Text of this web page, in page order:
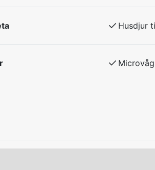
i gott skick vid avresa.
Husdjur